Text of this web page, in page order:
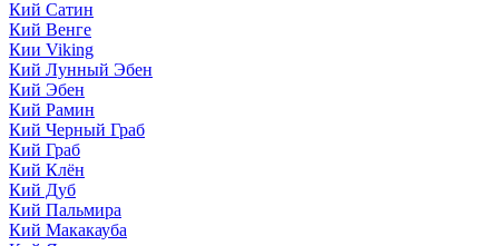
Кий Сатин
Кий Венге
Кии Viking
Кий Лунный Эбен
Кий Эбен
Кий Рамин
Кий Черный Граб
Кий Граб
Кий Клён
Кий Дуб
Кий Пальмира
Кий Макакауба